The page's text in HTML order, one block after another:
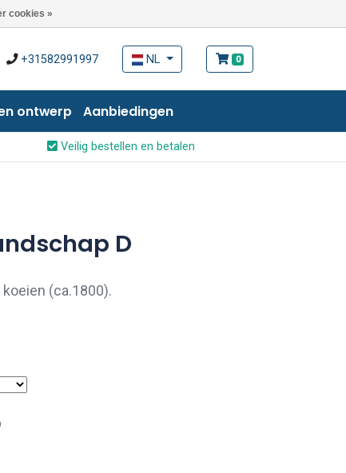
cookies »
+31582991997 NL 0
ontwerp Aanbiedingen
Veilig bestellen en betalen
D
(ca.1800).